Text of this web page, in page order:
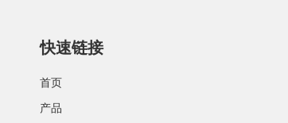
快速链接
首页
产品